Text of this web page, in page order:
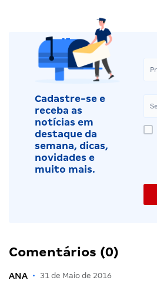
Cadastre-se e
receba as
notícias em
destaque da
semana, dicas,
novidades e
muito mais.
Comentários (0)
ANA • 31 de Maio de 2016